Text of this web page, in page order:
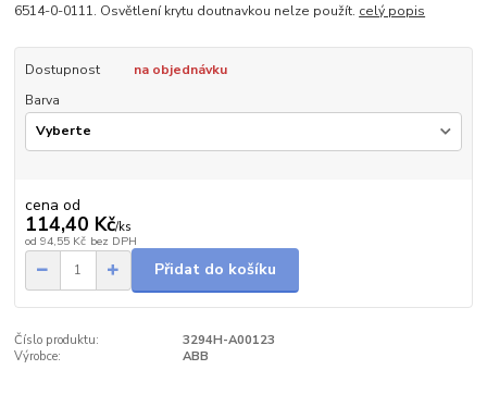
6514-0-0111. Osvětlení krytu doutnavkou nelze použít. celý popis
Dostupnost
na objednávku
Barva
cena od
114,40 Kč/ks
od 94,55 Kč bez DPH
Přidat do košíku
Číslo produktu:
3294H-A00123
Výrobce:
ABB